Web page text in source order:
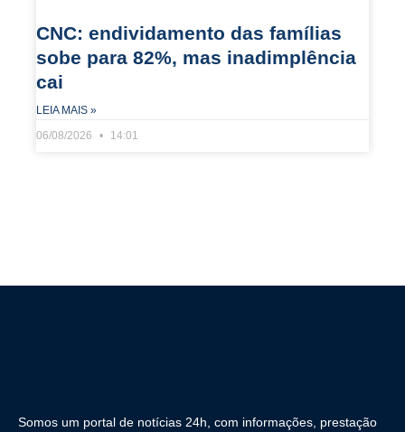
CNC: endividamento das famílias
sobe para 82%, mas inadimplência
cai
LEIA MAIS »
06/08/2026
14:01
Somos um portal de notícias 24h, com informações, prestação